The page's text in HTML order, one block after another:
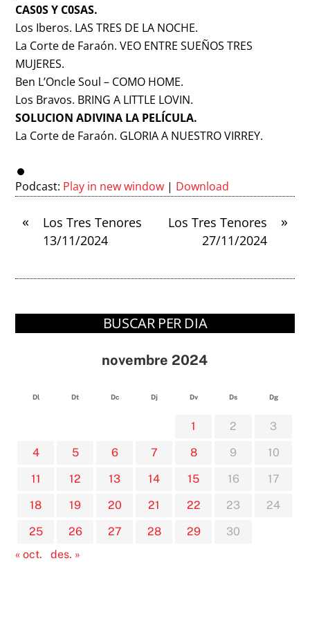
CAS0S Y C0SAS.
Los Iberos. LAS TRES DE LA NOCHE.
La Corte de Faraón. VEO ENTRE SUEÑOS TRES
MUJERES.
Ben L’Oncle Soul – COMO HOME.
Los Bravos. BRING A LITTLE LOVIN.
SOLUCION ADIVINA LA PELÍCULA.
La Corte de Faraón. GLORIA A NUESTRO VIRREY.
Podcast: Play in new window | Download
«
Los Tres Tenores
13/11/2024
»
Los Tres Tenores
27/11/2024
BUSCAR PER DIA
novembre 2024
Dl Dt Dc Dj Dv Ds Dg
1 2
3
4
5 6 7 8 9
10
11
12 13 14 15 16
17
18
19 20 21 22 23
24
25
26 27 28 29
30
« oct.
des. »